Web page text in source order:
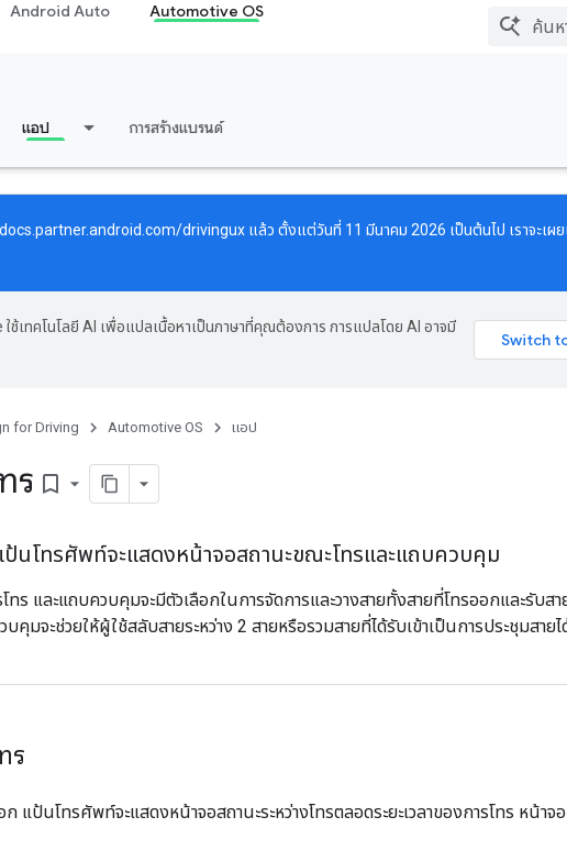
Android Auto Automotive OS
แอป การสร้างแบรนด์
docs.partner.android.com/drivingux แล้ว ตั้งแต่วันที่ 11 มีนาคม 2026 เป็นต้นไป เราจะเผ
ใช้เทคโนโลยี AI เพื่อแปลเนื้อหาเป็นภาษาที่คุณต้องการ การแปลโดย AI อาจมี
for Driving Automotive OS แอป
ร bookmark_border
ป้นโทรศัพท์จะแสดงหน้าจอสถานะขณะโทรและแถบควบคุม
ทร และแถบควบคุมจะมีตัวเลือกในการจัดการและวางสายทั้งสายที่โทรออกและรับส
คุมจะช่วยให้ผู้ใช้สลับสายระหว่าง 2 สายหรือรวมสายที่ได้รับเข้าเป็นการประชุมสายไ
ร
แป้นโทรศัพท์จะแสดงหน้าจอสถานะระหว่างโทรตลอดระยะเวลาของการโทร หน้า